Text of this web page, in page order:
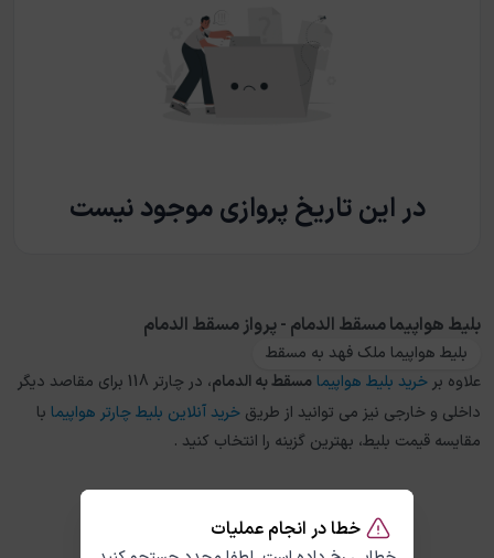
خطا در انجام عملیات
در این تاریخ پروازی موجود نیست
بلیط هواپیما مسقط الدمام - پرواز مسقط الدمام
بلیط هواپیما ملک فهد به مسقط
علاوه بر خرید بلیط هواپیما مسقطبهالدمام
، در چارتر 118 برای مقاصد دیگر
داخلی و خارجی نیز می توانید از طریق خرید آنلاین بلیط چارتر هواپیما با
مقایسه قیمت بلیط، بهترین گزینه را انتخاب کنید .